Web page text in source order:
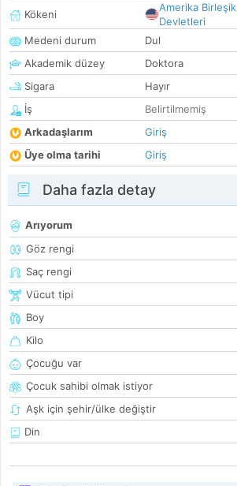
Kökeni
Amerika Birleşik
Devletleri
Medeni durum
Dul
Akademik düzey
Doktora
Sigara
Hayır
İş
Belirtilmemiş
Arkadaşlarım
Giriş
Üye olma tarihi
Giriş
Daha fazla detay
Arıyorum
Göz rengi
Saç rengi
Vücut tipi
Boy
Kilo
Çocuğu var
Çocuk sahibi olmak istiyor
Aşk için şehir/ülke değiştir
Din